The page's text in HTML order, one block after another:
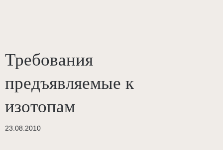
Требования
предъявляемые к
изотопам
23.08.2010